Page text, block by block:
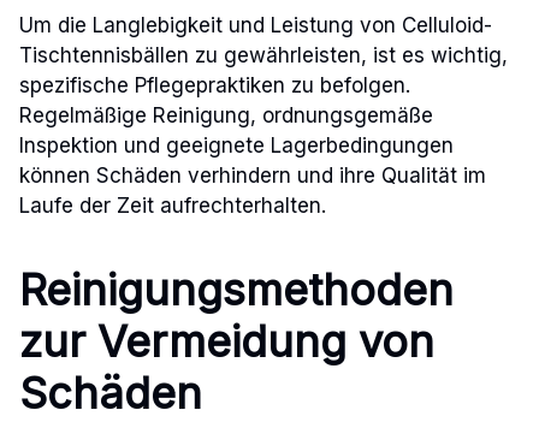
Um die Langlebigkeit und Leistung von Celluloid-
Tischtennisbällen zu gewährleisten, ist es wichtig,
spezifische Pflegepraktiken zu befolgen.
Regelmäßige Reinigung, ordnungsgemäße
Inspektion und geeignete Lagerbedingungen
können Schäden verhindern und ihre Qualität im
Laufe der Zeit aufrechterhalten.
Reinigungsmethoden
zur Vermeidung von
Schäden